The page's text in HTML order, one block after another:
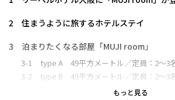
もっと見る
2
住まうように旅するホテルステイ
3
泊まりたくなる部屋「MUJI room」
3-1
type A 49平方メートル／定員：2～3
3-2
type B 49平方メートル／定員：2～3
type C 49平方メートル／定員：3～4名